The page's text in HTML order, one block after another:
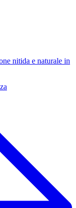
nitida e naturale in